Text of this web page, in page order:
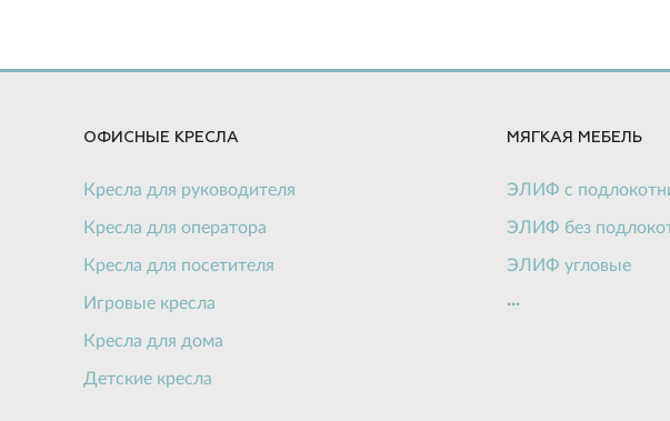
ОФИСНЫЕ КРЕСЛА
Кресла для руководителя
Кресла для оператора
Кресла для посетителя
Игровые кресла
Кресла для дома
Детские кресла
МЯГКАЯ МЕБЕЛЬ
ЭЛИФ с
ЭЛИФ без
ЭЛИФ угловые
ЭЛИФ пуф
...